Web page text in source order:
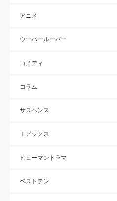
アニメ
ウーパールーパー
コメディ
コラム
サスペンス
トピックス
ヒューマンドラマ
ベストテン